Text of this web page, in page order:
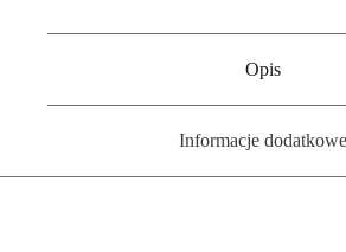
Opis
Informacje dodatkowe